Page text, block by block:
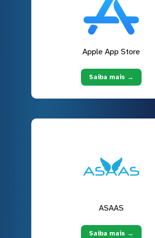
Apple App Store
Saiba mais →
ASAAS
Saiba mais →